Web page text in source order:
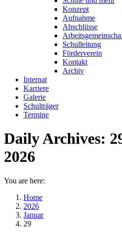
Konzept
Aufnahme
Abschlüsse
Schulleitung
Förderverein
Kontakt
Archiv
Internat
Karriere
Galerie
Schulträger
Termine
Daily Archives:
2026
You are here:
Home
2026
Januar
29